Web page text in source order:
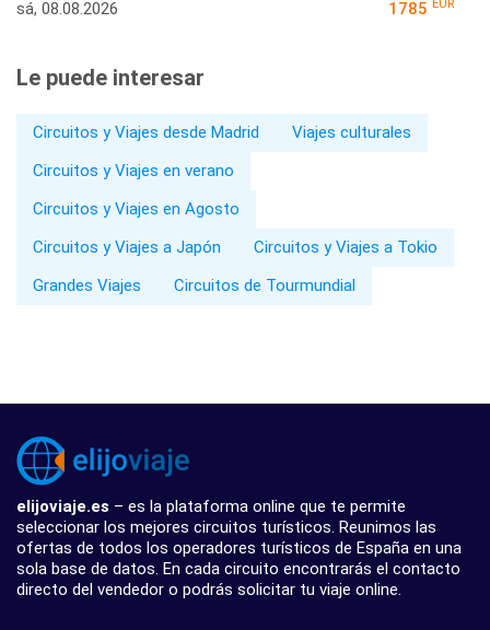
sá, 08.08.2026 1785 EUR
Le puede interesar
Circuitos y Viajes desde Madrid
Viajes culturales
Circuitos y Viajes en verano
Circuitos y Viajes en Agosto
Circuitos y Viajes a Japón
Circuitos y Viajes a Tokio
Grandes Viajes
Circuitos de Tourmundial
elijoviaje.es – es la plataforma online que te permite
seleccionar los mejores circuitos turísticos. Reunimos las
ofertas de todos los operadores turísticos de España en una
sola base de datos. En cada circuito encontrarás el contacto
directo del vendedor o podrás solicitar tu viaje online.